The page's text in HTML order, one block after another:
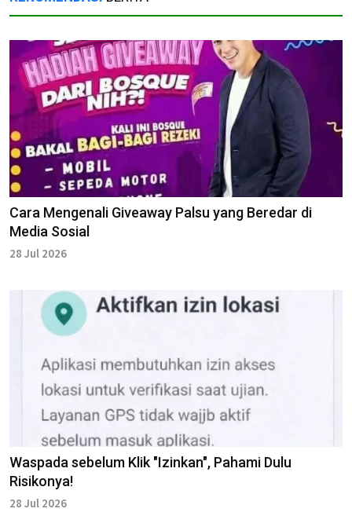
Cara Mengenali Giveaway Palsu yang Beredar di
Media Sosial
28 Jul 2026
Waspada sebelum Klik "Izinkan", Pahami Dulu
Risikonya!
28 Jul 2026